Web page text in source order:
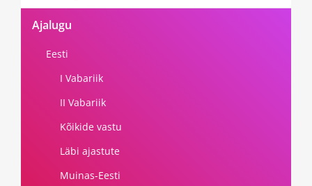
Ajalugu
Eesti
I Vabariik
II Vabariik
Kõikide vastu
Läbi ajastute
Muinas-Eesti